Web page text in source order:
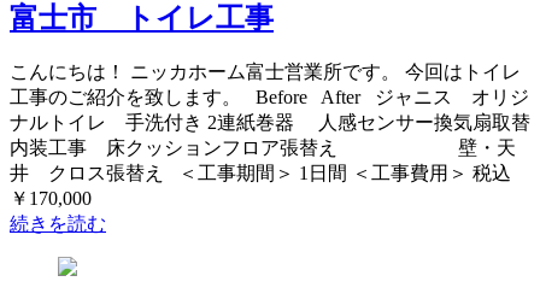
富士市 トイレ工事
こんにちは！ ニッカホーム富士営業所です。 今回はトイレ
工事のご紹介を致します。 Before After ジャニス オリジ
ナルトイレ 手洗付き 2連紙巻器 人感センサー換気扇取替
内装工事 床クッションフロア張替え 壁・天
井 クロス張替え ＜工事期間＞ 1日間 ＜工事費用＞ 税込
￥170,000
続きを読む